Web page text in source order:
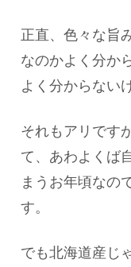
正直、色々な旨
なのかよく分か
よく分からない
それもアリです
て、あわよくば
まうお年頃なの
す。
でも北海道産じ